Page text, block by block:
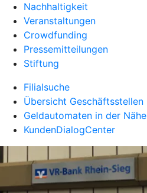
Nachhaltigkeit
Veranstaltungen
Crowdfunding
Pressemitteilungen
Stiftung
Filialsuche
Übersicht Geschäftsstellen
Geldautomaten in der Nähe
KundenDialogCenter